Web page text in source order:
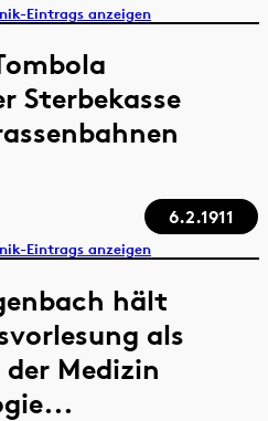
Eintrags anzeigen
Sterbekasse
6.2.1911
Eintrags anzeigen
hält
als
Medizin